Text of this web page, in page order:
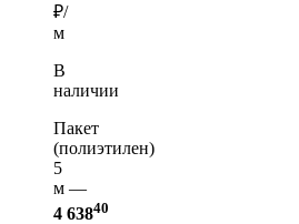
₽/
м
В
наличии
Пакет
(полиэтилен)
5
м —
4 63840